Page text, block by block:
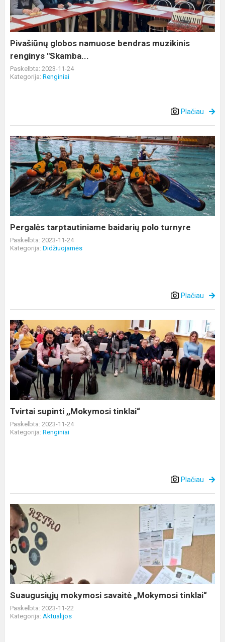
muzikinis
renginys
"Skamba...
Pivašiūnų globos namuose bendras muzikinis
renginys "Skamba...
Paskelbta: 2023-11-24
Kategorija: Renginiai
Plačiau
Pergalės
tarptautiniame
baidarių
polo
turnyre
Pergalės tarptautiniame baidarių polo turnyre
Paskelbta: 2023-11-24
Kategorija: Didžiuojamės
Plačiau
Tvirtai
supinti
,,Mokymosi
tinklai“
Tvirtai supinti ,,Mokymosi tinklai“
Paskelbta: 2023-11-24
Kategorija: Renginiai
Plačiau
Suaugusiųjų
mokymosi
savaitė
„Mokymosi
tinklai“
Suaugusiųjų mokymosi savaitė „Mokymosi tinklai“
Paskelbta: 2023-11-22
Kategorija: Aktualijos